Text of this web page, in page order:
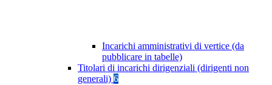
Incarichi amministrativi di vertice (da
pubblicare in tabelle)
Titolari di incarichi dirigenziali (dirigenti non
generali) 6